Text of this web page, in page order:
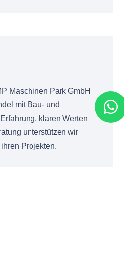
Maschinen Park GmbH
mit Bau- und
klaren Werten
unterstützen wir
Projekten.